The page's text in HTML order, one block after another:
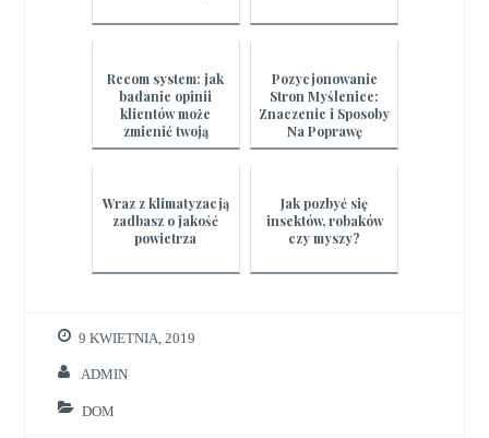
Recom system: jak
badanie opinii
klientów może
zmienić twoją
strategię biznesową?
Pozycjonowanie
Stron Myślenice:
Znaczenie i Sposoby
Na Poprawę
Widoczności Twojej
Wraz z klimatyzacją
zadbasz o jakość
powietrza
Jak pozbyć się
insektów, robaków
czy myszy?
9 KWIETNIA, 2019
ADMIN
DOM